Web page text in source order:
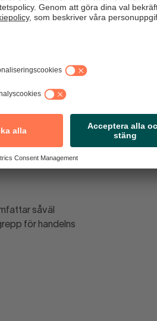
nätverk för
annat innebär att
infrastrukturfrågor
att handelns
har också arbetat med
såväl
för handelns